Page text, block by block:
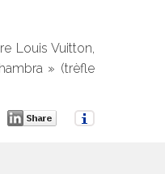
Louis Vuitton,
» (trèfle